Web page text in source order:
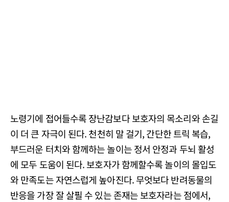
노령기에 접어들수록 장난감보다 보호자의 목소리와 손길
이 더 큰 자극이 된다. 천천히 말 걸기, 간단한 트릭 복습,
부드러운 터치와 함께하는 놀이는 정서 안정과 두뇌 활성
에 모두 도움이 된다. 보호자가 함께할수록 놀이의 몰입도
와 만족도는 자연스럽게 높아진다. 무엇보다 반려동물의
반응을 가장 잘 살필 수 있는 존재는 보호자라는 점에서,